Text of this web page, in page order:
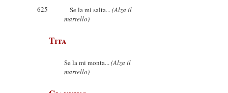
625 Se la mi salta...(Alza il
martello)
Tita
Se la mi monta...(Alza il
martello)